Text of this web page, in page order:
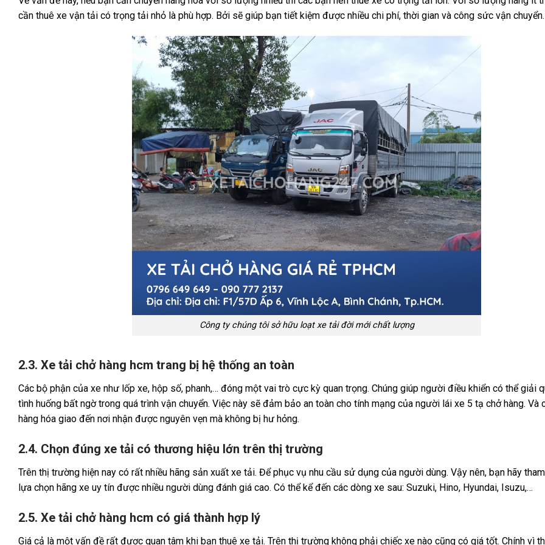
cần thuê xe vận tải có trọng tải nhỏ là phù hợp. Bởi sẽ giúp bạn tiết kiệm được nhiều chi phí, thời gian và công sức vận chuyển.
Công ty chúng tôi sở hữu loạt xe tải đời mới chất lượng
2.3. Xe tải chở hàng hcm trang bị hệ thống an toàn
Các bộ phận của xe như lốp xe, hộp số, phanh,… đóng một vai trò cực kỳ quan trọng. Chúng giúp người điều khiển có thể giải
tình huống bất ngờ trong quá trình vận chuyển. Việc này sẽ đảm bảo an toàn cho tính mạng của người lái xe 5 tạ chở hàng. Và
hàng hóa giao đến nơi nhận được nguyên vẹn mà không bị hư hỏng.
2.4. Chọn đúng xe tải có thương hiệu lớn trên thị trường
Trên thị trường hiện nay có rất nhiều hãng sản xuất xe tải. Để phục vụ nhu cầu sử dụng của người dùng. Vậy nên, bạn hãy
lựa chọn hãng xe uy tín được nhiều người dùng đánh giá cao. Có thể kể đến các dòng xe sau: Suzuki, Hino, Hyundai, Isuzu,…
2.5. Xe tải chở hàng hcm có giá thành hợp lý
Giá cả là một vấn đề rất được quan tâm khi bạn thuê xe tải. Trên thị trường không phải chiếc xe nào cũng có giá tốt. Chính vì